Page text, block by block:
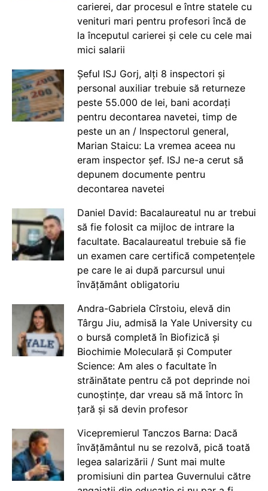
carierei, dar procesul e între statele cu
venituri mari pentru profesori încă de
la începutul carierei și cele cu cele mai
mici salarii
Șeful ISJ Gorj, alți 8 inspectori și
personal auxiliar trebuie să returneze
peste 55.000 de lei, bani acordați
pentru decontarea navetei, timp de
peste un an / Inspectorul general,
Marian Staicu: La vremea aceea nu
eram inspector șef. ISJ ne-a cerut să
depunem documente pentru
decontarea navetei
Daniel David: Bacalaureatul nu ar trebui
să fie folosit ca mijloc de intrare la
facultate. Bacalaureatul trebuie să fie
un examen care certifică competențele
pe care le ai după parcursul unui
învățământ obligatoriu
Andra-Gabriela Cîrstoiu, elevă din
Târgu Jiu, admisă la Yale University cu
o bursă completă în Biofizică și
Biochimie Moleculară și Computer
Science: Am ales o facultate în
străinătate pentru că pot deprinde noi
cunoștințe, dar vreau să mă întorc în
țară și să devin profesor
Vicepremierul Tanczos Barna: Dacă
învățământul nu se rezolvă, pică toată
legea salarizării / Sunt mai multe
promisiuni din partea Guvernului către